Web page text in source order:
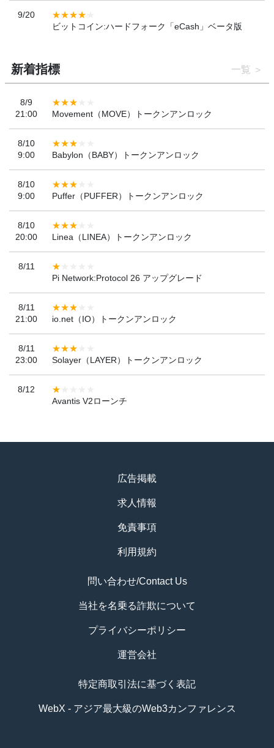
9/20
ビットコイン:ハードフォーク「eCash」ベータ版
新着指標 一覧
8/9
21:00
Movement（MOVE）トークンアンロック
8/10
9:00
Babylon（BABY）トークンアンロック
8/10
9:00
Puffer（PUFFER）トークンアンロック
8/10
20:00
Linea（LINEA）トークンアンロック
8/11
Pi Network:Protocol 26 アップグレード
8/11
21:00
io.net（IO）トークンアンロック
8/11
23:00
Solayer（LAYER）トークンアンロック
8/12
Avantis V2ローンチ
広告掲載
求人情報
免責事項
利用規約
問い合わせ/Contact Us
当社を名乗る詐欺について
プライバシーポリシー
運営会社
特定商取引法に基づく表記
WebX - アジア最大級のWeb3カンファレンス